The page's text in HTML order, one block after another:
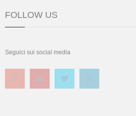
FOLLOW US
Seguici sui social media